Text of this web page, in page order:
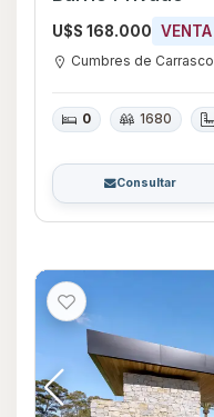
U$S 168.000 VENTA
Cumbres de Carrasco
0 1680
Consultar